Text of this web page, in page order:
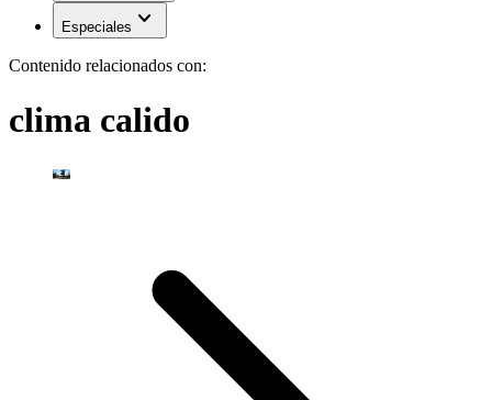
Especiales expand_more
Contenido relacionados con:
clima calido